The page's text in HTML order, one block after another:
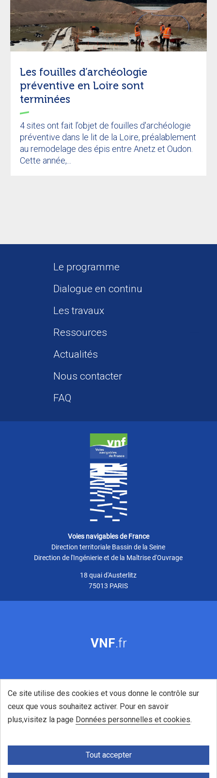
Les fouilles d’archéologie
préventive en Loire sont
terminées
4 sites ont fait l’objet de fouilles d'archéologie
préventive dans le lit de la Loire, préalablement
au remodelage des épis entre Anetz et Oudon.
Cette année,...
Le programme
Dialogue en continu
Les travaux
Ressources
Actualités
Nous contacter
FAQ
Voies navigables de France
Direction territoriale Bassin de la Seine
Direction de l'Ingénierie et de la Maîtrise d'Ouvrage
18 quai d'Austerlitz
75013 PARIS
VNF.fr
Ce site utilise des cookies et vous donne le contrôle sur
ceux que vous souhaitez activer. Pour en savoir
plus,visitez la page Données personnelles et cookies.
Tout accepter